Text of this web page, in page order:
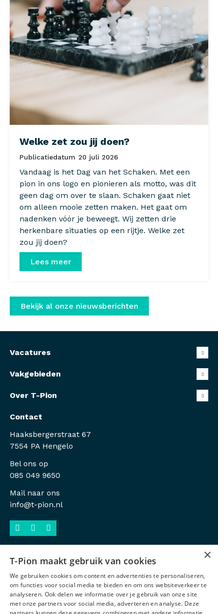
Welke zet zou jij doen?
Publicatiedatum 20 juli 2026
Vandaag is het Dag van het Schaken. Met een
pion in ons logo en pionieren als motto, was dit
geen dag om over te slaan. Schaken gaat niet
om alleen mooie zetten maken. Het gaat om
nadenken vóór je beweegt. Wij zetten drie
herkenbare situaties op een rijtje. Welke zet
zou jij doen?
Lees meer
Bekijk al onze nieuwsberichten
Vacatures
Vakgebieden
Over T-Pion
Contact
Haaksbergerstraat 67
7554 PA Hengelo
Bel ons op
085 049 9650
Mail naar ons
info@t-pion.nl
Sitemap
Privacy
Antidiscriminatiebeleid
×
T-Pion maakt gebruik van cookies
We gebruiken cookies om content en advertenties te personaliseren,
om functies voor social media te bieden en om ons websiteverkeer te
analyseren. Ook delen we informatie over je gebruik van onze site
met onze partners voor social media, adverteren en analyse. Deze